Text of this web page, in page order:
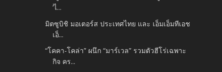
‘ไ...
มิตซูบิชิ มอเตอร์ส ประเทศไทย และ เอ็มเอ็มทีเอช
เอ็...
“โคคา-โคล่า” ผนึก “มาร์เวล” รวมตัวฮีโร่เฉพาะ
กิจ คร...